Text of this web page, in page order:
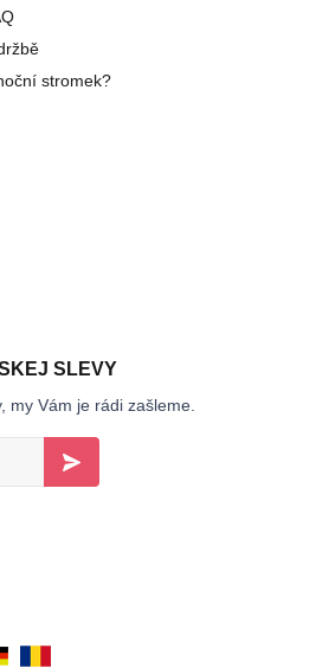
stromek?
SLEVY
my Vám je rádi zašleme.